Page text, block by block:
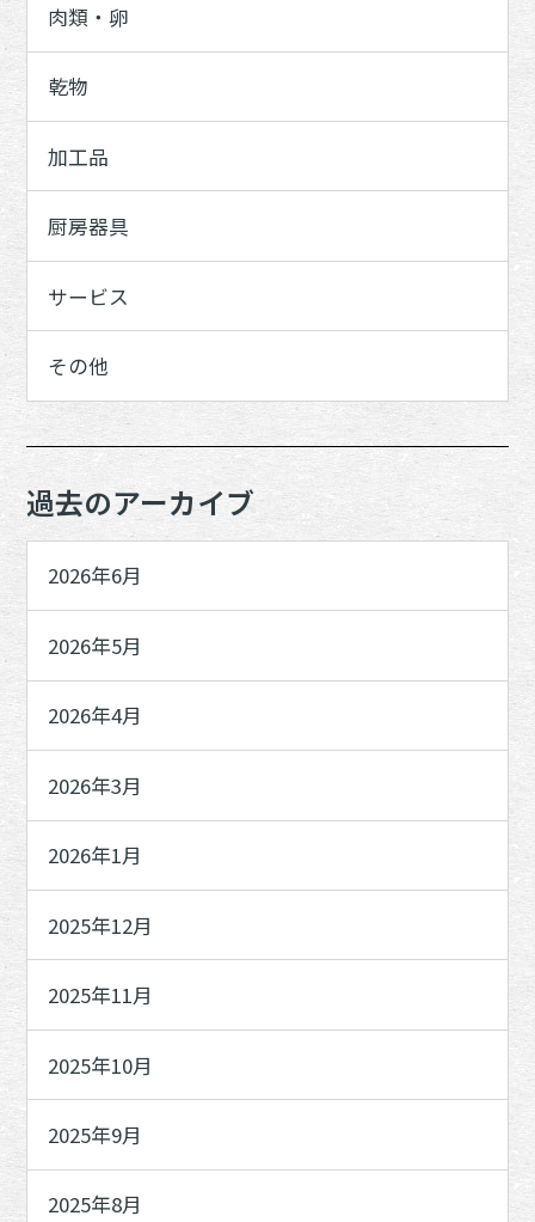
肉類・卵
乾物
加工品
厨房器具
サービス
その他
過去のアーカイブ
2026年6月
2026年5月
2026年4月
2026年3月
2026年1月
2025年12月
2025年11月
2025年10月
2025年9月
2025年8月